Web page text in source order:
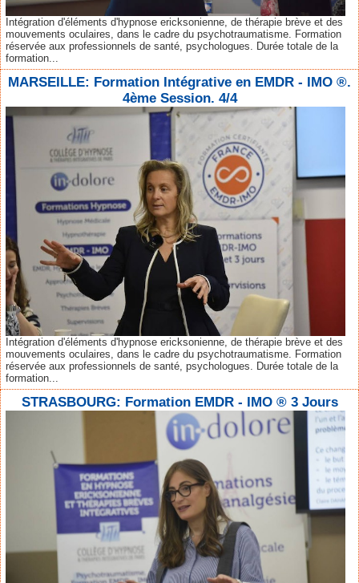
Intégration d'éléments d'hypnose ericksonienne, de thérapie brève et des
mouvements oculaires, dans le cadre du psychotraumatisme. Formation
réservée aux professionnels de santé, psychologues. Durée totale de la
formation...
MARSEILLE: Formation Intégrative en EMDR - IMO ®.
4ème Session. 4/4
Intégration d'éléments d'hypnose ericksonienne, de thérapie brève et des
mouvements oculaires, dans le cadre du psychotraumatisme. Formation
réservée aux professionnels de santé, psychologues. Durée totale de la
formation...
STRASBOURG: Formation EMDR - IMO ® 3 Jours